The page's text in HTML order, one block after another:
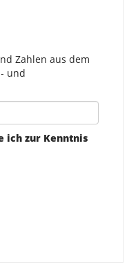
Zahlen aus dem
und
ich zur Kenntnis